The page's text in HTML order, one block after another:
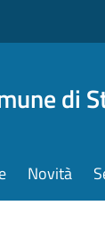
di
Novità